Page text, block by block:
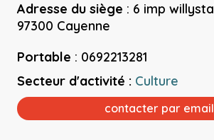
Adresse du siège : 6 imp
97300 Cayenne
Portable : 0692213281
Secteur d'activité : Culture
contacter par email